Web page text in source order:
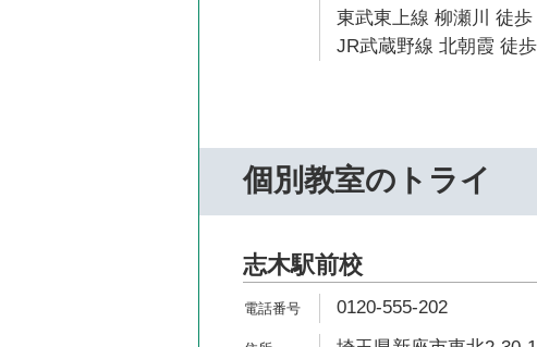
東武東上線 柳瀬川 徒歩
JR武蔵野線 北朝霞 徒
個別教室のトライ
志木駅前校
0120-555-202